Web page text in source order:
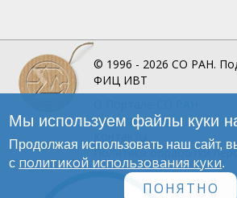
© 1996 - 2026 СО РАН.
ФИЦ ИВТ
Инфографика
Политика обработки
Мы используем файлы куки
Продолжая использовать наш сайт,
с политикой использования куки.
ПОНЯТНО